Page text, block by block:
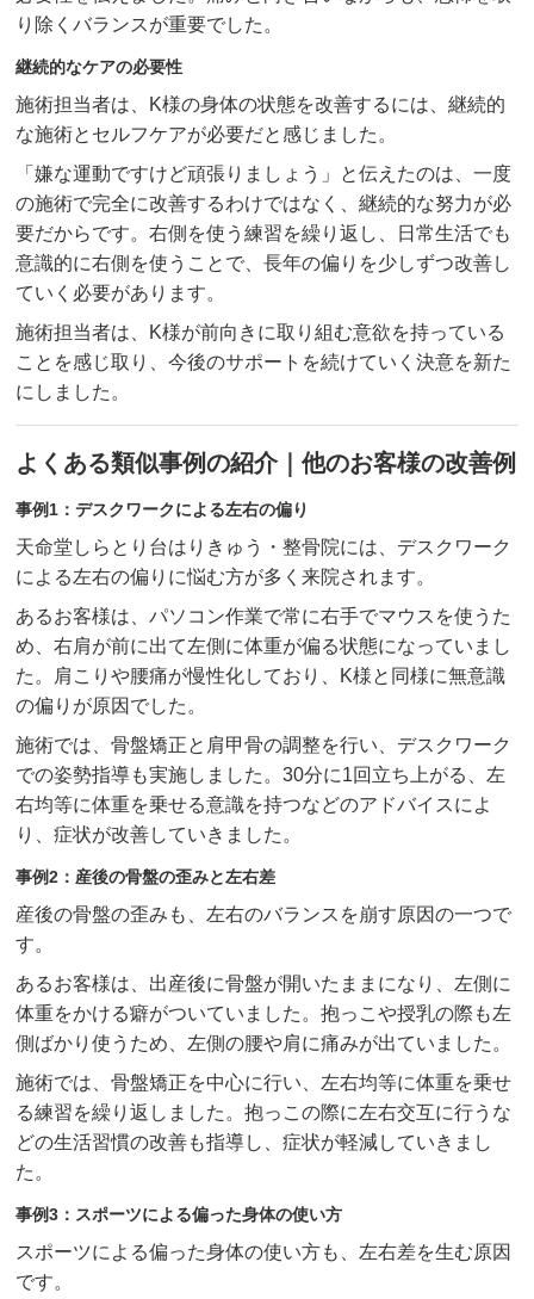
り除くバランスが重要でした。
継続的なケアの必要性
施術担当者は、K様の身体の状態を改善するには、継続的
な施術とセルフケアが必要だと感じました。
「嫌な運動ですけど頑張りましょう」と伝えたのは、一度
の施術で完全に改善するわけではなく、継続的な努力が必
要だからです。右側を使う練習を繰り返し、日常生活でも
意識的に右側を使うことで、長年の偏りを少しずつ改善し
ていく必要があります。
施術担当者は、K様が前向きに取り組む意欲を持っている
ことを感じ取り、今後のサポートを続けていく決意を新た
にしました。
よくある類似事例の紹介｜他のお客様の改善例
事例1：デスクワークによる左右の偏り
天命堂しらとり台はりきゅう・整骨院には、デスクワーク
による左右の偏りに悩む方が多く来院されます。
あるお客様は、パソコン作業で常に右手でマウスを使うた
め、右肩が前に出て左側に体重が偏る状態になっていまし
た。肩こりや腰痛が慢性化しており、K様と同様に無意識
の偏りが原因でした。
施術では、骨盤矯正と肩甲骨の調整を行い、デスクワーク
での姿勢指導も実施しました。30分に1回立ち上がる、左
右均等に体重を乗せる意識を持つなどのアドバイスによ
り、症状が改善していきました。
事例2：産後の骨盤の歪みと左右差
産後の骨盤の歪みも、左右のバランスを崩す原因の一つで
す。
あるお客様は、出産後に骨盤が開いたままになり、左側に
体重をかける癖がついていました。抱っこや授乳の際も左
側ばかり使うため、左側の腰や肩に痛みが出ていました。
施術では、骨盤矯正を中心に行い、左右均等に体重を乗せ
る練習を繰り返しました。抱っこの際に左右交互に行うな
どの生活習慣の改善も指導し、症状が軽減していきまし
た。
事例3：スポーツによる偏った身体の使い方
スポーツによる偏った身体の使い方も、左右差を生む原因
です。